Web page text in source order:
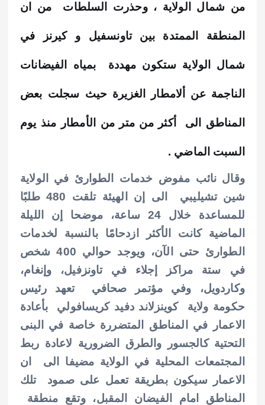
من شمال الولاية ، وحذرت السلطات من ان
المنطقة الممتدة بين تاونسفيل و كيرنز في
شمال الولاية ستكون مهددة بمياه الفيضانات
الناجمة عن ألامطار الغزيرة حيث سجلت بعض
المناطق الى أكثر من متر من الأمطار منذ يوم
السبت الماضي .
وقال نائب مفوض خدمات الطوارئ في الولاية
شين تشيليبي الى إن الهيئة تلقت 480 طلبًا
للمساعدة خلال 24 ساعة، موضحا إن الليلة
الماضية كانت الأكثر ازدحامًا بالنسبة لخدمات
الطوارئ حتى الآن، ويوجد حوالي 400 شخص
في ستة مراكز إجلاء في تاونزفيل، وإنغام،
وكاردويل، وفي مؤتمر صحافي تعهد رئيس
حكومة ولاية كوينزلاند دفيد كريسافولي بأعادة
الاعمار في المناطق المتضررة خاصة في البنى
التحتية كالجسور والطرق الضرورية لاعادة ربط
المجتمعات المحلية في الولاية مضيفا الى ان
الاعمار سيكون بطريقة تعمل على صمود تلك
المناطق امام الفيضان المقبل، وتقع منطقة